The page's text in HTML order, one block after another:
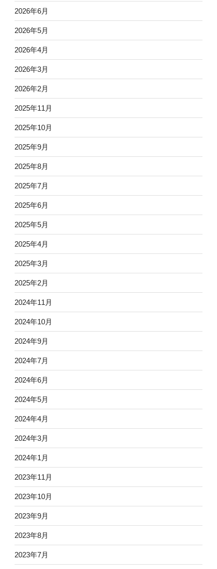
2026年6月
2026年5月
2026年4月
2026年3月
2026年2月
2025年11月
2025年10月
2025年9月
2025年8月
2025年7月
2025年6月
2025年5月
2025年4月
2025年3月
2025年2月
2024年11月
2024年10月
2024年9月
2024年7月
2024年6月
2024年5月
2024年4月
2024年3月
2024年1月
2023年11月
2023年10月
2023年9月
2023年8月
2023年7月